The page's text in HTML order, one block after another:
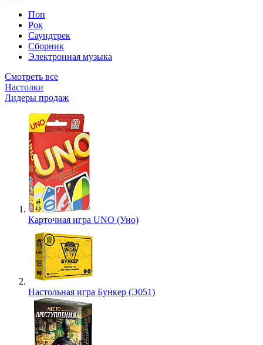
Поп
Рок
Саундтрек
Сборник
Электронная музыка
Смотреть все
Настолки
Лидеры продаж
Карточная игра UNO (Уно)
Настольная игра Бункер (Э051)